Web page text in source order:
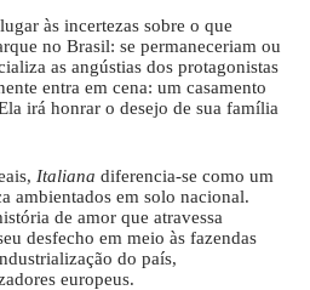
às incertezas sobre o que
no Brasil: se permaneceriam ou
as angústias dos protagonistas
entra em cena: um casamento
irá honrar o desejo de sua família
Italiana diferencia-se como um
ambientados em solo nacional.
de amor que atravessa
desfecho em meio às fazendas
do país,
europeus.